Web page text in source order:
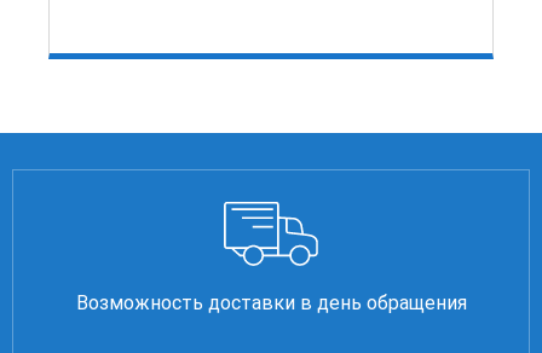
Возможность доставки в день обращения